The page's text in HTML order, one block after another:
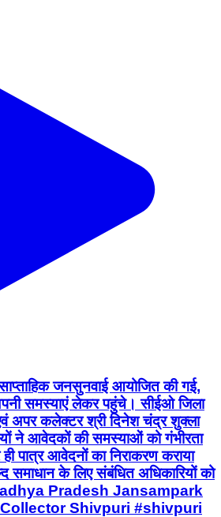
जनसुनवाई आयोजित की गई,
समस्याएं लेकर पहुंचे। सीईओ जिला
अपर कलेक्टर श्री दिनेश चंद्र शुक्ला
ने आवेदकों की समस्याओं को गंभीरता
पात्र आवेदनों का निराकरण कराया
के लिए संबंधित अधिकारियों को
Madhya Pradesh Jansampark
Shivpuri #shivpuri